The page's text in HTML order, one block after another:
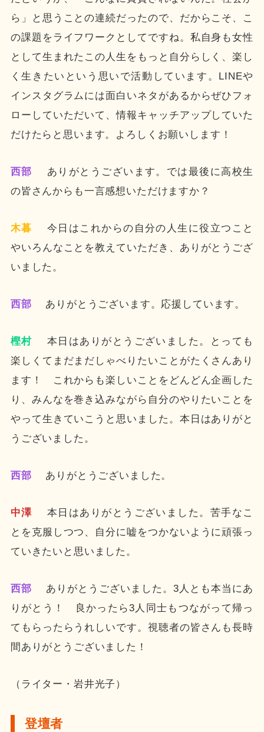
ら」と思うことの連続だったので、だからこそ、こ
の課題をライフワークとしてですね。私自身も女性
として生まれたこの人生をもっと自分らしく、楽し
く生きたいという思いで活動しています。LINEや
インスタグラムには面白いネタがあるからぜひフォ
ローしていただいて、情報キャッチアップしていた
だけたらと思います。よろしくお願いします！
西部 ありがとうございます。では最後に高校生
の皆さんからも一言感想いただけますか？
木暮 今日はこれからの自分の人生に役立つこと
やいろんなことを教えていただき、ありがとうござ
いました。
西部 ありがとうございます。応援しています。
樫村 本日はありがとうございました。とっても
楽しくてまだまだしゃべりたいことがたくさんあり
ます！ これからも楽しいことをどんどん企画した
り、みんなを巻き込みながら自分のやりたいことを
やって生きていこうと思いました。本日はありがと
うございました。
西部 ありがとうございました。
中澤 本日はありがとうございました。苦手なこ
とを克服しつつ、自分に嘘をつかないように頑張っ
ていきたいと思いました。
西部 ありがとうございました。3人とも本当にあ
りがとう！ 良かったら3人同士もつながって帰っ
てもらったらうれしいです。視聴者の皆さんも長時
間ありがとうございました！
（ライター・岩井光子）
登壇者